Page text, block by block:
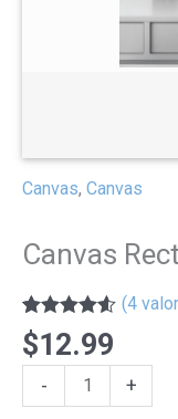
Canvas, Canvas
Canvas
Valorado
con
4.50de
5 en base
4
(4
$12.99
-
Rectangular
+